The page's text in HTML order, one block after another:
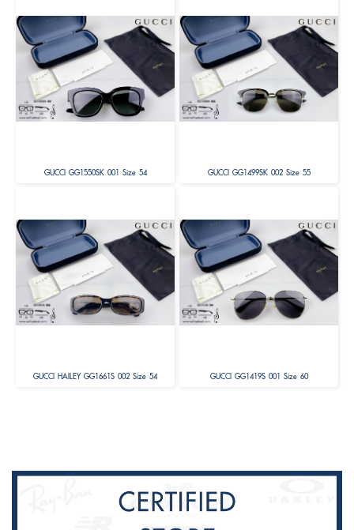
GUCCI GG1550SK 001 Size 54 GUCCI GG1499SK 002 Size 55
GUCCI HAILEY GG1661S 002 Size 54 GUCCI GG1419S 001 Size 60